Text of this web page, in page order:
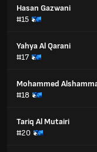
Hasan Gazwani
#15
Yahya Al Qarani
#17
Mohammed
#18
Tariq Al Mutairi
#20